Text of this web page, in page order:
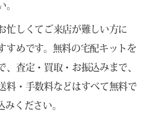
。
忙しくてご来店が難しい方に
すめです。無料の宅配キットを
、査定・買取・お振込みまで、
料・手数料などはすべて無料で
みください。